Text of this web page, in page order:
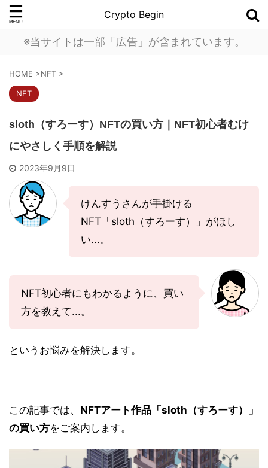
Crypto Begin
※当サイトは一部「広告」が含まれています。
HOME >NFT >
NFT
sloth（すろーす）NFTの買い方｜NFT初心者むけ
にやさしく手順を解説
2023年9月9日
けんすうさんが手掛ける
NFT「sloth（すろーす）」がほし
い...。
NFT初心者にもわかるように、買い
方を教えて...。
というお悩みを解決します。
この記事では、 NFTアート作品 「sloth（すろーす）」
の買い方をご案内します。